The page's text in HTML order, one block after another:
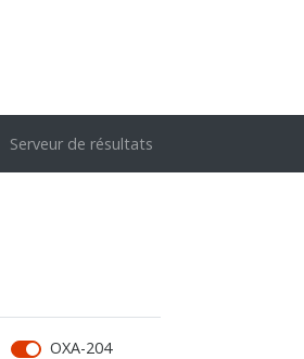
Serveur de résultats
OXA-204